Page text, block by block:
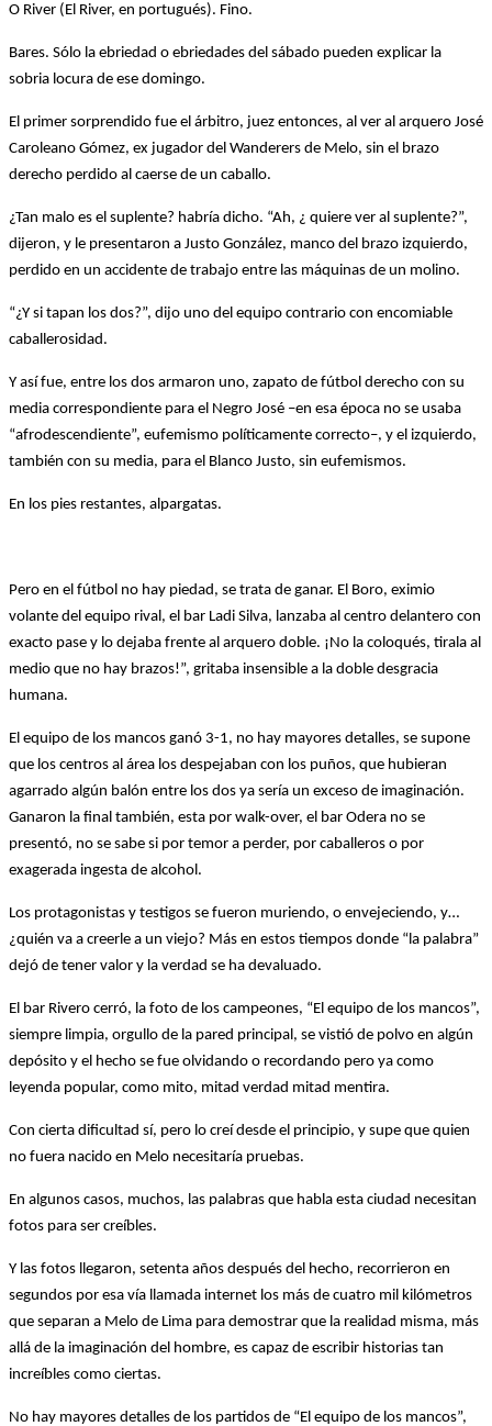
O River (El River, en portugués). Fino.
Bares. Sólo la ebriedad o ebriedades del sábado pueden explicar la
sobria locura de ese domingo.
El primer sorprendido fue el árbitro, juez entonces, al ver al arquero José
Caroleano Gómez, ex jugador del Wanderers de Melo, sin el brazo
derecho perdido al caerse de un caballo.
¿Tan malo es el suplente? habría dicho. “Ah, ¿ quiere ver al suplente?”,
dijeron, y le presentaron a Justo González, manco del brazo izquierdo,
perdido en un accidente de trabajo entre las máquinas de un molino.
“¿Y si tapan los dos?”, dijo uno del equipo contrario con encomiable
caballerosidad.
Y así fue, entre los dos armaron uno, zapato de fútbol derecho con su
media correspondiente para el Negro José –en esa época no se usaba
“afrodescendiente”, eufemismo políticamente correcto–, y el izquierdo,
también con su media, para el Blanco Justo, sin eufemismos.
En los pies restantes, alpargatas.
Pero en el fútbol no hay piedad, se trata de ganar. El Boro, eximio
volante del equipo rival, el bar Ladi Silva, lanzaba al centro delantero con
exacto pase y lo dejaba frente al arquero doble. ¡No la coloqués, tirala al
medio que no hay brazos!”, gritaba insensible a la doble desgracia
humana.
El equipo de los mancos ganó 3-1, no hay mayores detalles, se supone
que los centros al área los despejaban con los puños, que hubieran
agarrado algún balón entre los dos ya sería un exceso de imaginación.
Ganaron la final también, esta por walk-over, el bar Odera no se
presentó, no se sabe si por temor a perder, por caballeros o por
exagerada ingesta de alcohol.
Los protagonistas y testigos se fueron muriendo, o envejeciendo, y…
¿quién va a creerle a un viejo? Más en estos tiempos donde “la palabra”
dejó de tener valor y la verdad se ha devaluado.
El bar Rivero cerró, la foto de los campeones, “El equipo de los mancos”,
siempre limpia, orgullo de la pared principal, se vistió de polvo en algún
depósito y el hecho se fue olvidando o recordando pero ya como
leyenda popular, como mito, mitad verdad mitad mentira.
Con cierta dificultad sí, pero lo creí desde el principio, y supe que quien
no fuera nacido en Melo necesitaría pruebas.
En algunos casos, muchos, las palabras que habla esta ciudad necesitan
fotos para ser creíbles.
Y las fotos llegaron, setenta años después del hecho, recorrieron en
segundos por esa vía llamada internet los más de cuatro mil kilómetros
que separan a Melo de Lima para demostrar que la realidad misma, más
allá de la imaginación del hombre, es capaz de escribir historias tan
increíbles como ciertas.
No hay mayores detalles de los partidos de “El equipo de los mancos”,